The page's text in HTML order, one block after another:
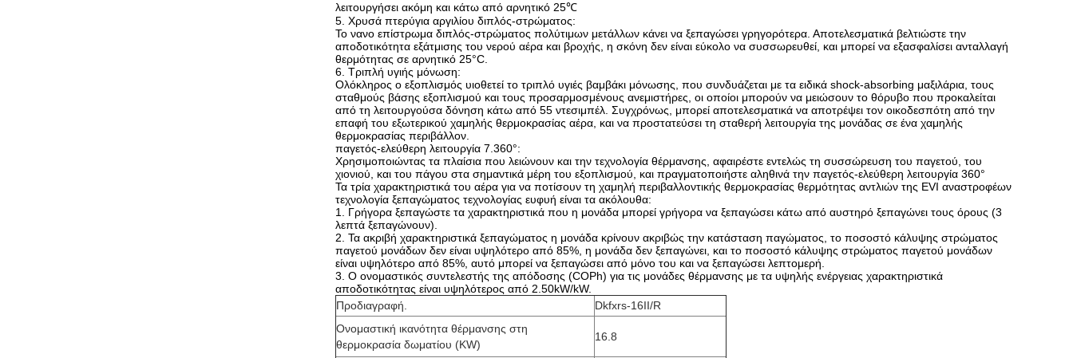
λειτουργήσει ακόμη και κάτω από αρνητικό 25℃
5. Χρυσά πτερύγια αργιλίου διπλός-στρώματος:
Το νανο επίστρωμα διπλός-στρώματος πολύτιμων μετάλλων κάνει να ξεπαγώσει γρηγορότερα. Αποτελεσματικά βελτιώστε την
αποδοτικότητα εξάτμισης του νερού αέρα και βροχής, η σκόνη δεν είναι εύκολο να συσσωρευθεί, και μπορεί να εξασφαλίσει ανταλλαγή
θερμότητας σε αρνητικό 25°C.
6. Τριπλή υγιής μόνωση:
Ολόκληρος ο εξοπλισμός υιοθετεί το τριπλό υγιές βαμβάκι μόνωσης, που συνδυάζεται με τα ειδικά shock-absorbing μαξιλάρια, τους
σταθμούς βάσης εξοπλισμού και τους προσαρμοσμένους ανεμιστήρες, οι οποίοι μπορούν να μειώσουν το θόρυβο που προκαλείται
από τη λειτουργούσα δόνηση κάτω από 55 ντεσιμπέλ. Συγχρόνως, μπορεί αποτελεσματικά να αποτρέψει τον οικοδεσπότη από την
επαφή του εξωτερικού χαμηλής θερμοκρασίας αέρα, και να προστατεύσει τη σταθερή λειτουργία της μονάδας σε ένα χαμηλής
θερμοκρασίας περιβάλλον.
παγετός-ελεύθερη λειτουργία 7.360°:
Χρησιμοποιώντας τα πλαίσια που λειώνουν και την τεχνολογία θέρμανσης, αφαιρέστε εντελώς τη συσσώρευση του παγετού, του
χιονιού, και του πάγου στα σημαντικά μέρη του εξοπλισμού, και πραγματοποιήστε αληθινά την παγετός-ελεύθερη λειτουργία 360°
Τα τρία χαρακτηριστικά του αέρα για να ποτίσουν τη χαμηλή περιβαλλοντικής θερμοκρασίας θερμότητας αντλιών της EVI αναστροφέων
τεχνολογία ξεπαγώματος τεχνολογίας ευφυή είναι τα ακόλουθα:
1. Γρήγορα ξεπαγώστε τα χαρακτηριστικά που η μονάδα μπορεί γρήγορα να ξεπαγώσει κάτω από αυστηρό ξεπαγώνει τους όρους (3
λεπτά ξεπαγώνουν).
2. Τα ακριβή χαρακτηριστικά ξεπαγώματος η μονάδα κρίνουν ακριβώς την κατάσταση παγώματος, το ποσοστό κάλυψης στρώματος
παγετού μονάδων δεν είναι υψηλότερο από 85%, η μονάδα δεν ξεπαγώνει, και το ποσοστό κάλυψης στρώματος παγετού μονάδων
είναι υψηλότερο από 85%, αυτό μπορεί να ξεπαγώσει από μόνο του και να ξεπαγώσει λεπτομερή.
3. Ο ονομαστικός συντελεστής της απόδοσης (COPh) για τις μονάδες θέρμανσης με τα υψηλής ενέργειας χαρακτηριστικά
αποδοτικότητας είναι υψηλότερος από 2.50kW/kW.
Προδιαγραφή.
Dkfxrs-16II/R
Ονομαστική ικανότητα θέρμανσης στη
θερμοκρασία δωματίου (KW)
16.8